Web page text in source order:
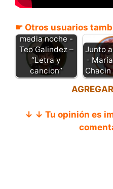
☛ Otros usuarios
Corazón de
media noche -
Teo Galindez –
“Letra y
cancion”
Junto
-
↓ ↓ Tu opinión es